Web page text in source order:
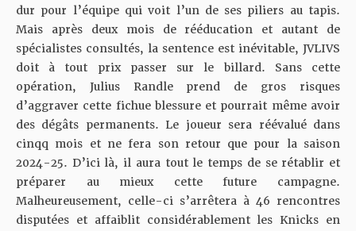
dur pour l’équipe qui voit l’un de ses piliers au tapis.
Mais après deux mois de rééducation et autant de
spécialistes consultés, la sentence est inévitable, JVLIVS
doit à tout prix passer sur le billard. Sans cette
opération, Julius Randle prend de gros risques
d’aggraver cette fichue blessure et pourrait même avoir
des dégâts permanents. Le joueur sera réévalué dans
cinqq mois et ne fera son retour que pour la saison
2024-25. D’ici là, il aura tout le temps de se rétablir et
préparer au mieux cette future campagne.
Malheureusement, celle-ci s’arrêtera à 46 rencontres
disputées et affaiblit considérablement les Knicks en